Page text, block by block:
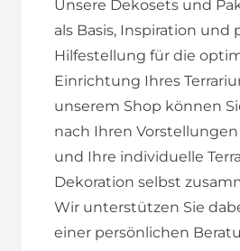
Unsere Dekosets und
als Basis, Inspiration und
Hilfestellung für die
Einrichtung Ihres
unserem Shop können
nach Ihren
und Ihre individuelle
Dekoration selbst
Wir unterstützen Sie
einer persönlichen